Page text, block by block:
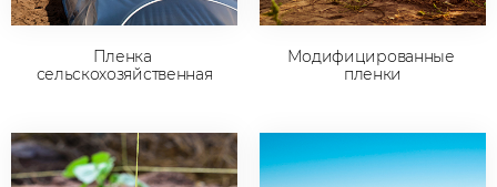
Пленка
сельскохозяйственная
Модифицированные
пленки